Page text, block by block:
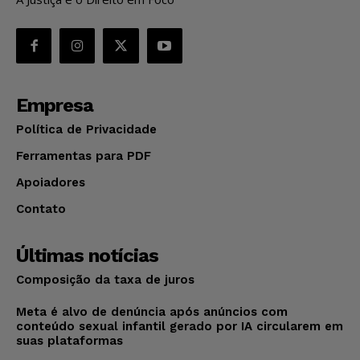
Empresa
Política de Privacidade
Ferramentas para PDF
Apoiadores
Contato
Últimas notícias
Composição da taxa de juros
Meta é alvo de denúncia após anúncios com
conteúdo sexual infantil gerado por IA circularem em
suas plataformas